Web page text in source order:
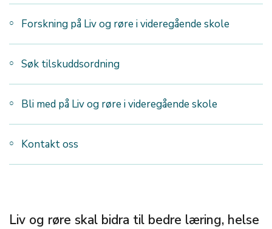
Forskning på Liv og røre i videregående skole
Søk tilskuddsordning
Bli med på Liv og røre i videregående skole
Kontakt oss
Liv og røre skal bidra til bedre læring, helse